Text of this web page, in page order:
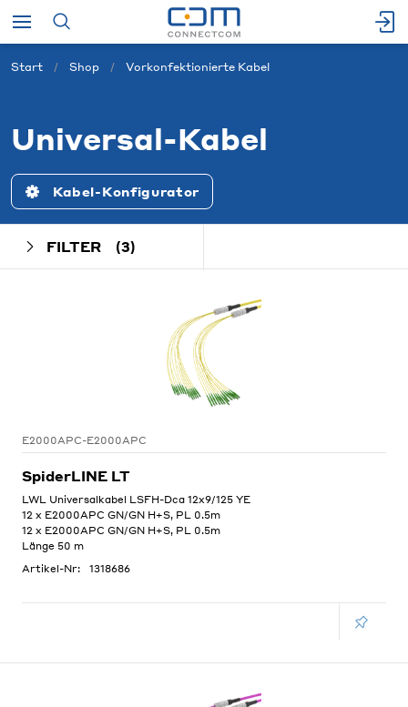
Start Shop Vorkonfektionierte Kabel
Universal-Kabel
Kabel-Konfigurator
FILTER (3)
E2000APC-E2000APC
SpiderLINE LT
LWL Universalkabel LSFH-Dca 12x9/125 YE
12 x E2000APC GN/GN H+S, PL 0.5m
12 x E2000APC GN/GN H+S, PL 0.5m
Länge 50 m
Artikel-Nr:
1318686